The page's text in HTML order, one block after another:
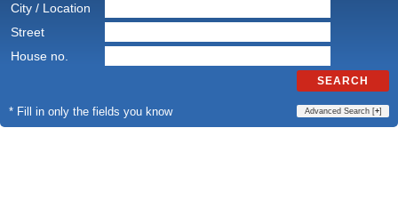
City / Location
Street
House no.
SEARCH
* Fill in only the fields you know Advanced Search [+]